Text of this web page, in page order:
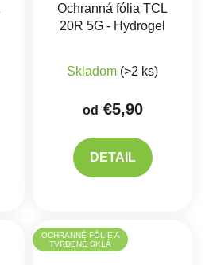
Ochranná fólia TCL
20R 5G - Hydrogel
Skladom (>2 ks)
od €5,90
DETAIL
OCHRANNÉ FÓLIE A
TVRDENÉ SKLÁ